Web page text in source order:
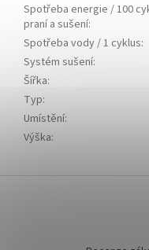
Spotřeba energie / 100
praní a sušení:
Spotřeba vody / 1 cyklus:
Systém sušení:
Šířka:
Typ:
Umístění:
Výška: